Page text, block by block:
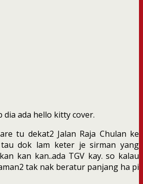
dia ada hello kitty cover.
tu dekat2 Jalan Raja Chulan ke
dok lam keter je sirman yang
kan kan..ada TGV kay. so kalau
tak nak beratur panjang ha pi